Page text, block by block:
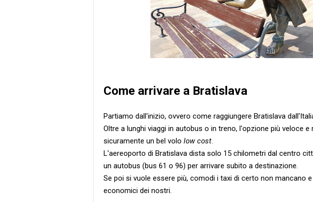
Come arrivare a Bratislava
Partiamo dall'inizio, ovvero come raggiungere Bratislava
Oltre a lunghi viaggi in autobus o in treno, l'opzione più veloce
sicuramente un bel volo low cost
L'aereoporto di Bratislava dista solo 15 chilometri dal centro
un autobus (bus 61 o 96) per arrivare subito a destinazione.
Se poi si vuole essere più, comodi i taxi di certo non mancano
economici dei nostri.